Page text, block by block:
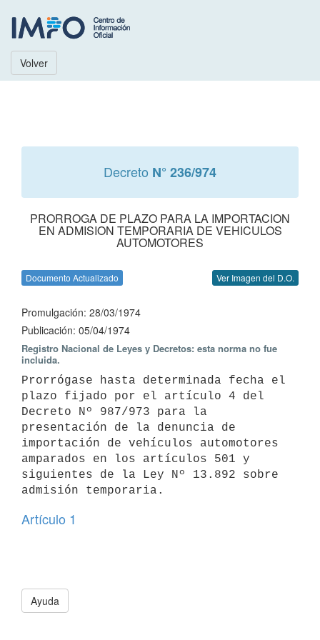
Volver
Decreto N° 236/974
PRORROGA DE PLAZO PARA LA IMPORTACION
EN ADMISION TEMPORARIA DE VEHICULOS
AUTOMOTORES
Documento Actualizado Ver Imagen del D.O.
Promulgación: 28/03/1974
Publicación: 05/04/1974
Registro Nacional de Leyes y Decretos: esta norma no fue
incluida.
Prorrógase hasta determinada fecha el
plazo fijado por el artículo 4 del
Decreto Nº 987/973 para la
presentación de la denuncia de
importación de vehículos automotores
amparados en los artículos 501 y
siguientes de la Ley Nº 13.892 sobre
admisión temporaria.
Artículo 1
Ayuda